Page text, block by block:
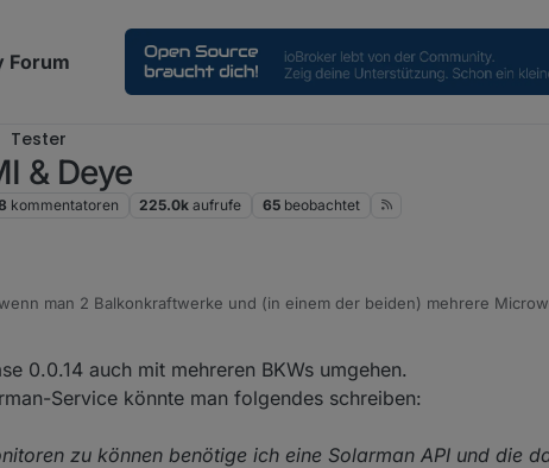
Forum
Tester
& Deye
kommentatoren 225.0k aufrufe 65 beobachtet
man 2 Balkonkraftwerke und (in einem der beiden) mehrere
auf englisch angeschrieben oder?
vom Wechselrichter um die Daten zu schicken?
0.0.14 auch mit mehreren BKWs umgehen.
Service könnte man folgendes schreiben:
zu können benötige ich eine Solarman API und die